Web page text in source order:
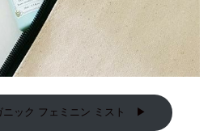
ニック フェミニン ミスト ▶